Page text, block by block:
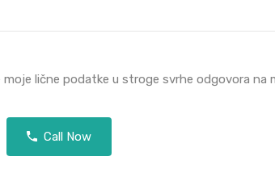
lične podatke u stroge svrhe odgovora na
Call Now